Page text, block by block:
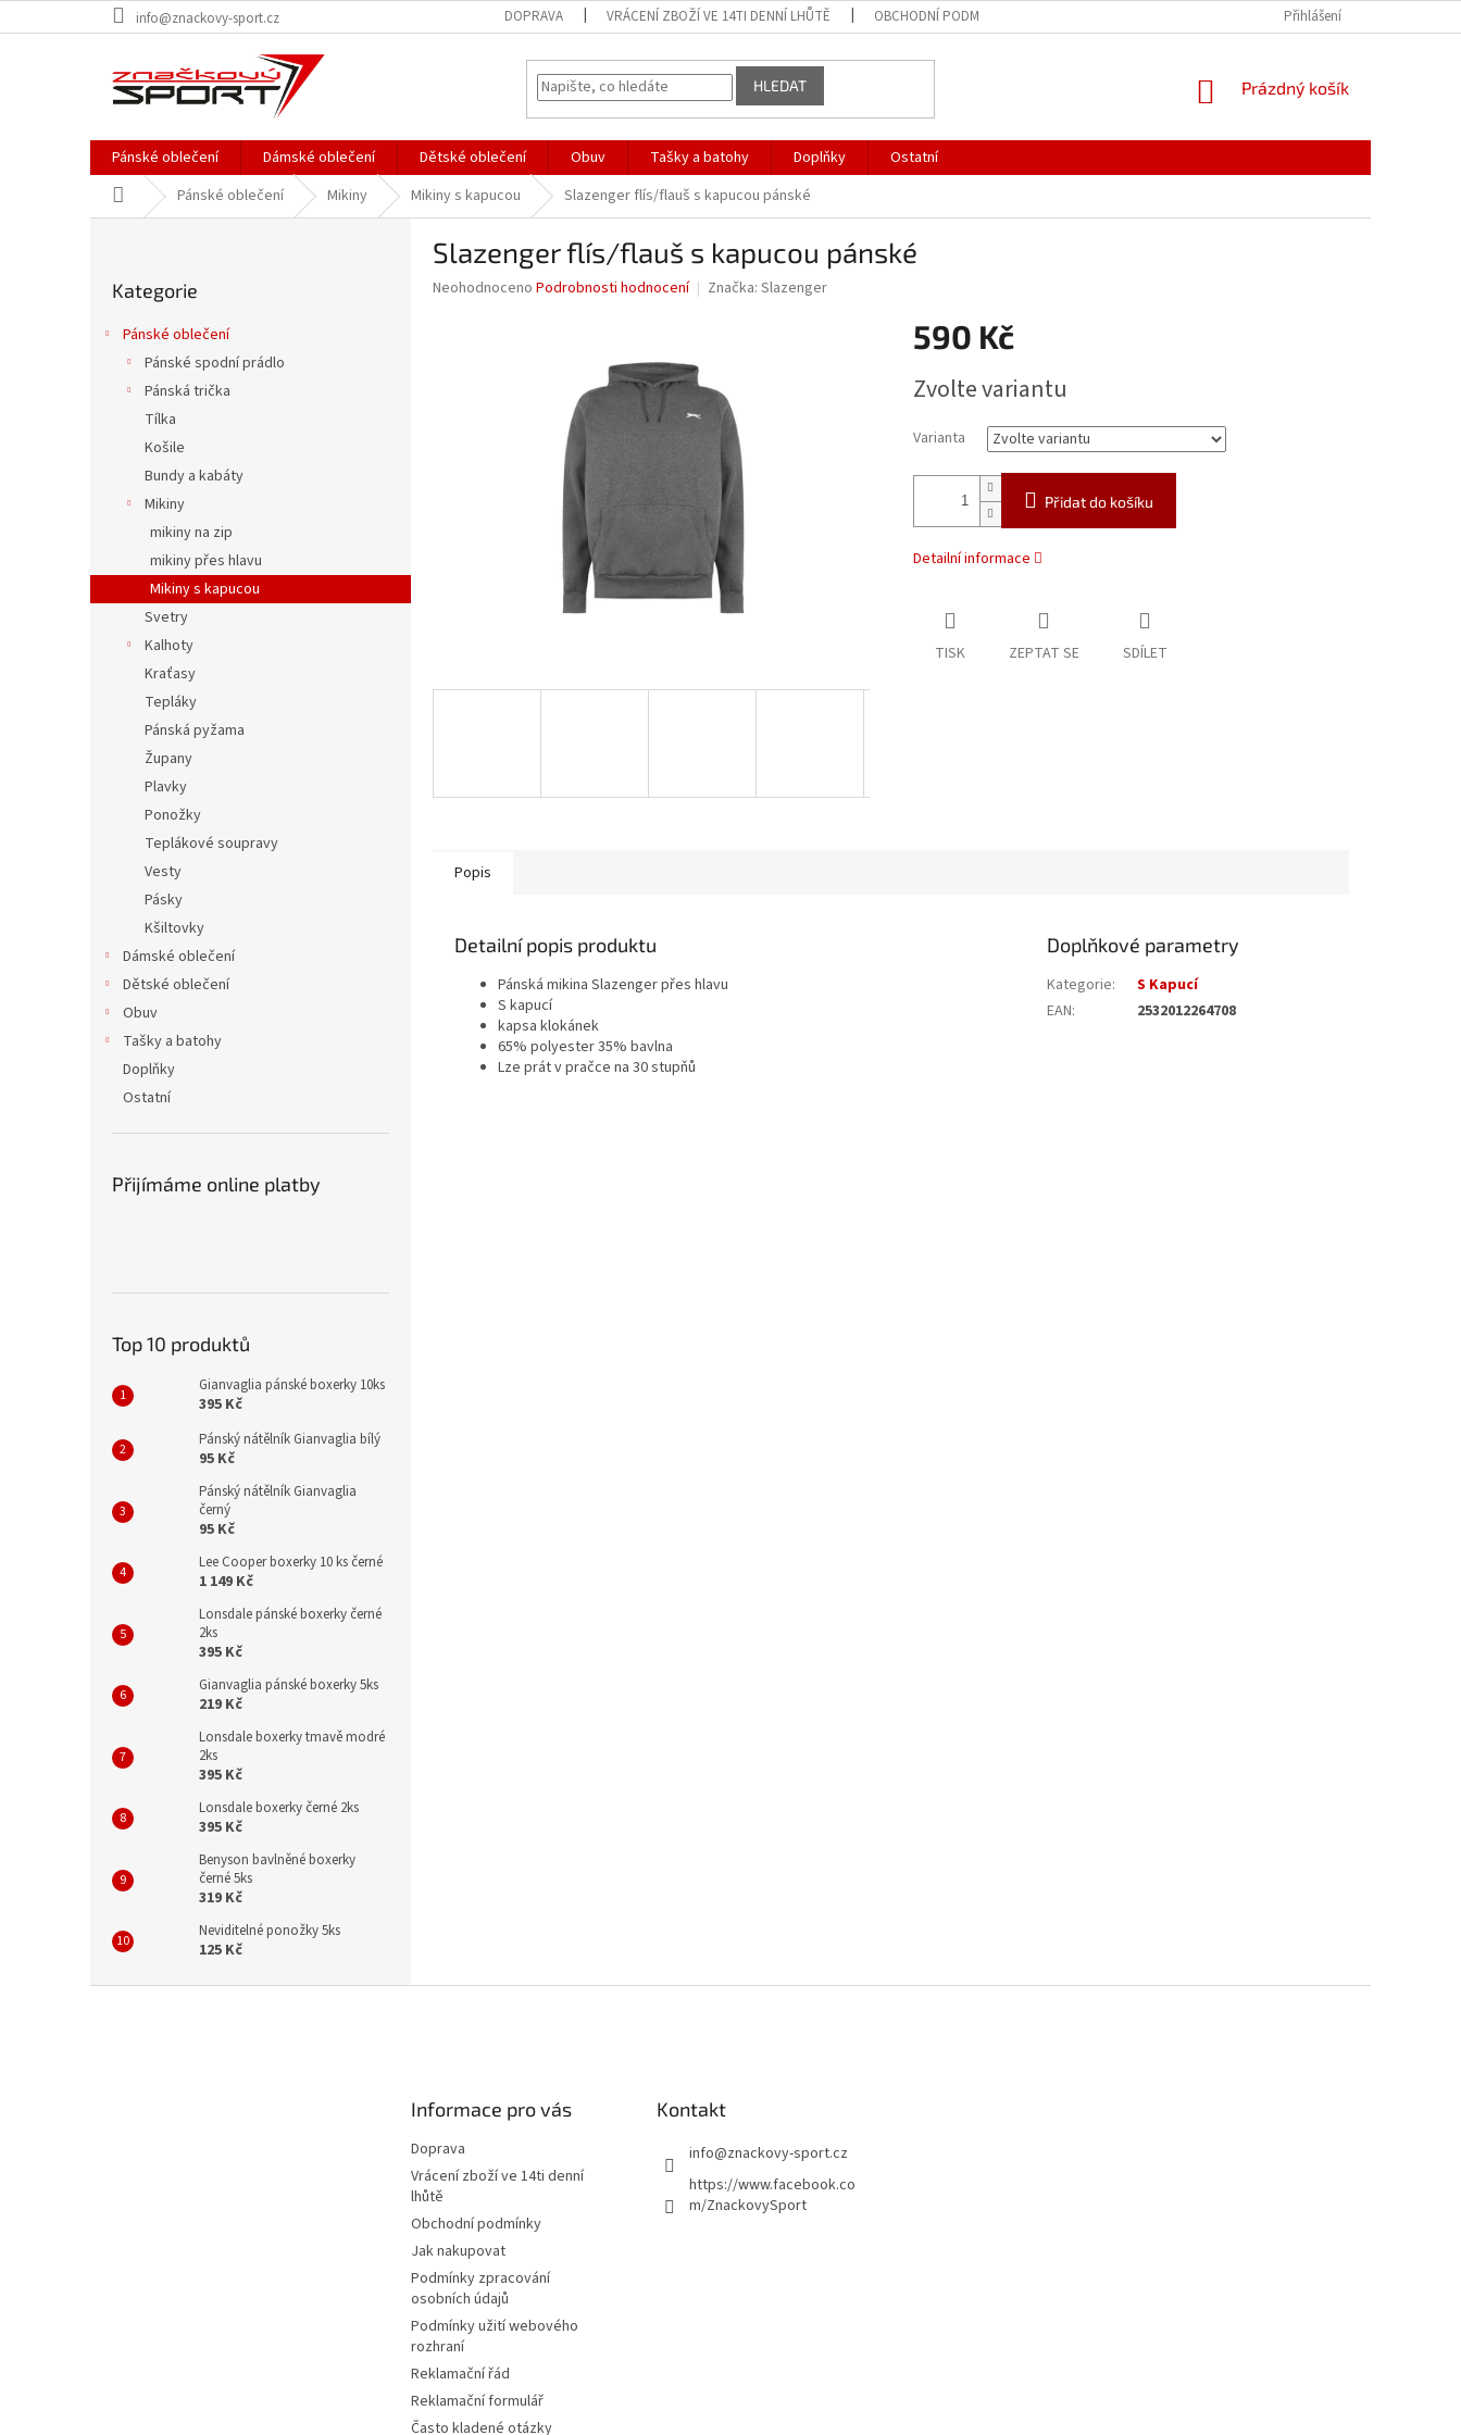
na
info@znackovy-sport.cz DOPRAVA VRÁCENÍ ZBOŽÍ VE 14TI DENNÍ LHŮTĚ OBCHODNÍ PODMÍNKY PODMÍNKY ZPRACOVÁNÍ OSOBNÍCH ÚDAJŮ
Přihlášení
HLEDAT
NÁKUPNÍ
Prázdný košík
Pánské oblečení Dámské oblečení Dětské oblečení Obuv Tašky a batohy Doplňky
Ostatní
Domů Pánské oblečení Mikiny Mikiny s kapucou Slazenger flís/flauš s kapucou pánské
kategorie
Kategorie
Pánské oblečení
Pánské spodní prádlo
Pánská trička
Tílka
Košile
Bundy a kabáty
Mikiny
mikiny na zip
mikiny přes hlavu
Mikiny s kapucou
Svetry
Kalhoty
Kraťasy
Tepláky
Pánská pyžama
Župany
Plavky
Ponožky
Teplákové soupravy
Vesty
Pásky
Kšiltovky
Dámské oblečení
Dětské oblečení
Obuv
Tašky a batohy
Doplňky
Ostatní
Přijímáme online platby
Top 10 produktů
Gianvaglia pánské boxerky 10ks
395 Kč
Pánský nátělník Gianvaglia bílý
95 Kč
Pánský nátělník Gianvaglia
černý
95 Kč
Lee Cooper boxerky 10 ks černé
1 149 Kč
Lonsdale pánské boxerky černé
2ks
395 Kč
Gianvaglia pánské boxerky 5ks
219 Kč
Lonsdale boxerky tmavě modré
2ks
395 Kč
Lonsdale boxerky černé 2ks
395 Kč
Benyson bavlněné boxerky
černé 5ks
319 Kč
Neviditelné ponožky 5ks
125 Kč
Slazenger flís/flauš s kapucou pánské
Průměrné
Neohodnoceno Podrobnosti hodnocení Značka: Slazenger
590 Kč
cena:
Zvolte variantu
Varianta
Přidat do košíku
Detailní informace
TISK ZEPTAT SE SDÍLET
Popis
Detailní popis produktu
Pánská mikina Slazenger přes hlavu
S kapucí
kapsa klokánek
65% polyester 35% bavlna
Lze prát v pračce na 30 stupňů
Doplňkové parametry
Kategorie:
S Kapucí
EAN: 2532012264708
Informace pro vás
Doprava
Vrácení zboží ve 14ti denní
lhůtě
Obchodní podmínky
Jak nakupovat
Podmínky zpracování
osobních údajů
Podmínky užití webového
rozhraní
Reklamační řád
Reklamační formulář
Často kladené otázky
Kontakt
info@znackovy-sport.cz
https://www.facebook.co
m/ZnackovySport